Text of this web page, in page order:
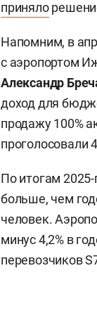
приняло
Напомним, в
с аэропортом
Александр
доход для
продажу 100%
проголосовали
По итогам
больше, чем
человек.
минус 4,2% в
перевозчиков